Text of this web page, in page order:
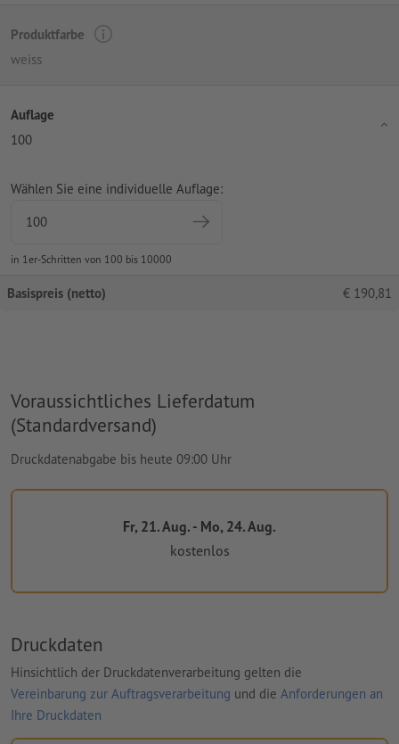
Produktfarbe
weiss
Auflage
100
Wählen Sie eine individuelle Auflage:
in 1er-Schritten von 100 bis 10000
Basispreis (netto) € 190,81
Voraussichtliches Lieferdatum
(Standardversand)
Druckdatenabgabe bis heute 09:00 Uhr
Fr, 21. Aug. - Mo, 24. Aug.
kostenlos
Druckdaten
Hinsichtlich der Druckdatenverarbeitung gelten die
Vereinbarung zur Auftragsverarbeitung und die Anforderungen an
Ihre Druckdaten